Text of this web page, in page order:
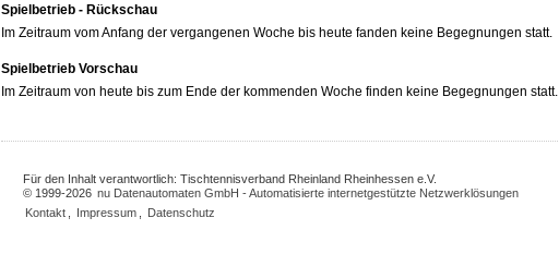
Spielbetrieb - Rückschau
Im Zeitraum vom Anfang der vergangenen Woche bis heute fanden keine Begegnungen statt.
Spielbetrieb Vorschau
Im Zeitraum von heute bis zum Ende der kommenden Woche finden keine Begegnungen statt.
Für den Inhalt verantwortlich: Tischtennisverband Rheinland Rheinhessen e.V.
© 1999-2026 nu Datenautomaten GmbH - Automatisierte internetgestützte Netzwerklösungen
Kontakt
Impressum Datenschutz